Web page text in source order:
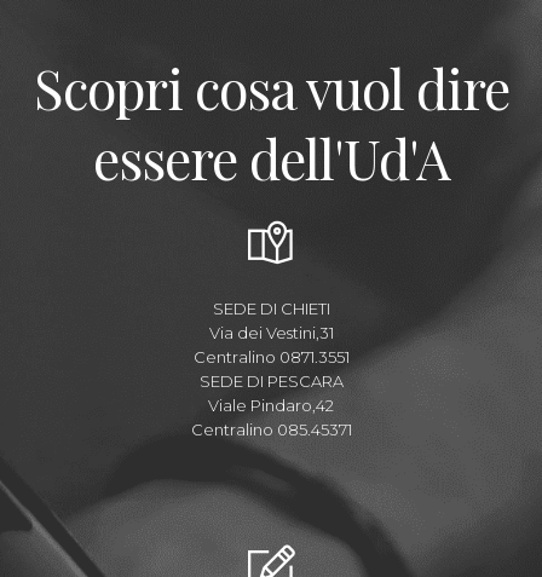
Scopri cosa vuol dire
essere dell'Ud'A
SEDE DI CHIETI
Via dei Vestini,31
Centralino 0871.3551
SEDE DI PESCARA
Viale Pindaro,42
Centralino 085.45371